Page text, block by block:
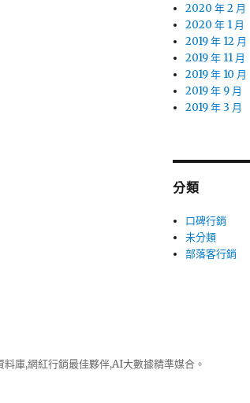
2020 年 2 月
2020 年 1 月
2019 年 12 月
2019 年 11 月
2019 年 10 月
2019 年 9 月
2019 年 3 月
分類
口碑行銷
未分類
部落客行銷
庫,網紅行銷最佳夥伴,AI大數據精準媒合。